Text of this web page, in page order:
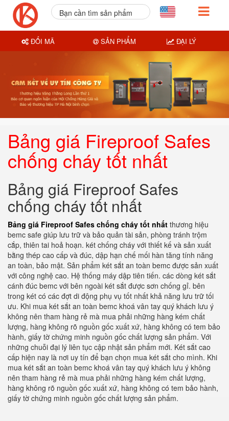
Bảng giá Fireproof Safes
chống cháy tốt nhất
Bảng giá Fireproof Safes
chống cháy tốt nhất
Bảng giá Fireproof Safes chống cháy tốt nhất thương hiệu
bemc safe giúp lưu trữ và bảo quản tài sản, phòng tránh trộm
cắp, thiên tai hoả hoạn. két chống cháy với thiết kế và sản xuất
bằng thép cao cấp và đúc, dập hạn chế mối hàn tăng tính năng
an toàn, bảo mật. Sản phẩm két sắt an toàn bemc được sản xuất
với công nghệ cao. Hệ thống máy dập tiên tiến. các dòng két sắt
cánh đúc bemc với bên ngoài két sắt được sơn chống gỉ. bên
trong két có các đợt di động phụ vụ tốt nhất khả năng lưu trữ tối
ưu. Khi mua két sắt an toàn bemc khoá vân tay quý khách lưu ý
không nên tham hàng rẻ mà mua phải những hàng kém chất
lượng, hàng không rõ nguồn gốc xuất xứ, hàng không có tem bảo
hành, giấy tờ chứng minh nguồn gốc chất lượng sản phẩm. Với
những chuỗi đại lý liên tục cập nhật sản phẩm mới. Két sắt cao
cấp hiện nay là nơi uy tín để bạn chọn mua két sắt cho mình. Khi
mua két sắt an toàn bemc khoá vân tay quý khách lưu ý không
nên tham hàng rẻ mà mua phải những hàng kém chất lượng,
hàng không rõ nguồn gốc xuất xứ, hàng không có tem bảo hành,
giấy tờ chứng minh nguồn gốc chất lượng sản phẩm.
Bạn cần tìm sản phẩm
ĐỔI MÃ SẢN PHẨM ĐẠI LÝ